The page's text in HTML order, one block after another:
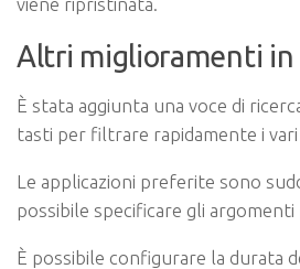
viene ripristinata.
Altri miglioramenti in
È stata aggiunta una voce di
tasti per filtrare rapidamente i
Le applicazioni preferite sono
possibile specificare gli
È possibile configurare la durata